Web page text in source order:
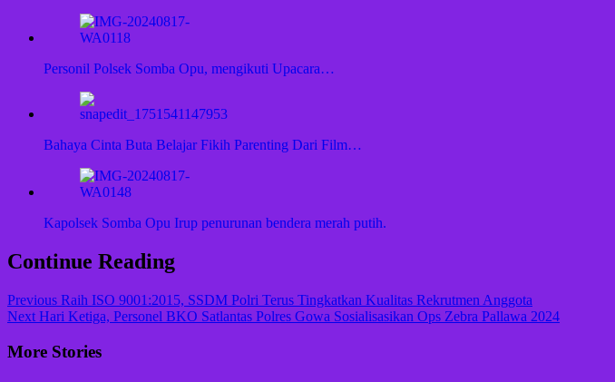
Personil Polsek Somba Opu, mengikuti Upacara…
Bahaya Cinta Buta Belajar Fikih Parenting Dari Film…
Kapolsek Somba Opu Irup penurunan bendera merah putih.
Continue Reading
Previous Raih ISO 9001:2015, SSDM Polri Terus Tingkatkan Kualitas Rekrutmen Anggota
Next Hari Ketiga, Personel BKO Satlantas Polres Gowa Sosialisasikan Ops Zebra Pallawa 2024
More Stories